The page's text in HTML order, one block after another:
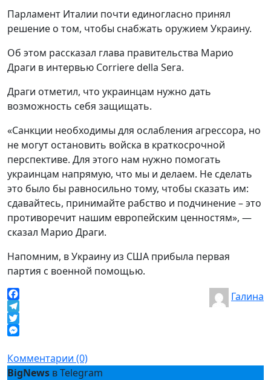
Парламент Италии почти единогласно принял
решение о том, чтобы снабжать оружием Украину.
Об этом рассказал глава правительства Марио
Драги в интервью Corriere della Sera.
Драги отметил, что украинцам нужно дать
возможность себя защищать.
«Санкции необходимы для ослабления агрессора, но
не могут остановить войска в краткосрочной
перспективе. Для этого нам нужно помогать
украинцам напрямую, что мы и делаем. Не сделать
это было бы равносильно тому, чтобы сказать им:
сдавайтесь, принимайте рабство и подчинение – это
противоречит нашим европейским ценностям», —
сказал Марио Драги.
Напомним, в Украину из США прибыла первая
партия с военной помощью.
Facebook
Telegram
Twitter
Галина
Комментарии (0)
BigNews в Telegram